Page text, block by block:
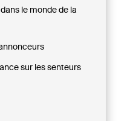
le monde de la
sur les senteurs